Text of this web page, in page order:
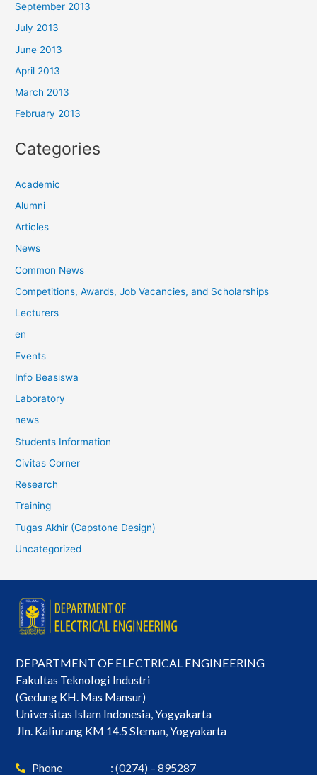
September 2013
July 2013
June 2013
April 2013
March 2013
February 2013
Categories
Academic
Alumni
Articles
News
Common News
Competitions, Awards, Job Vacancies, and Scholarships
Lecturers
en
Events
Info Beasiswa
Laboratory
news
Students Information
Civitas Corner
Research
Training
Tugas Akhir (Capstone Design)
Uncategorized
DEPARTMENT OF ELECTRICAL ENGINEERING
Fakultas Teknologi Industri
(Gedung KH. Mas Mansur)
Universitas Islam Indonesia, Yogyakarta
Jln. Kaliurang KM 14.5 Sleman, Yogyakarta
Phone : (0274) – 895287